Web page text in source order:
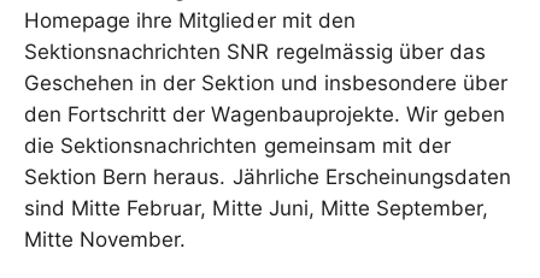
Homepage ihre Mitglieder mit den
Sektionsnachrichten SNR regelmässig über das
Geschehen in der Sektion und insbesondere über
den Fortschritt der Wagenbauprojekte. Wir geben
die Sektionsnachrichten gemeinsam mit der
Sektion Bern heraus. Jährliche Erscheinungsdaten
sind Mitte Februar, Mitte Juni, Mitte September,
Mitte November.